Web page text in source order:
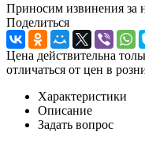
Приносим извинения за
Поделиться
Цена действительна
отличаться от цен в
Характеристики
Описание
Задать вопрос